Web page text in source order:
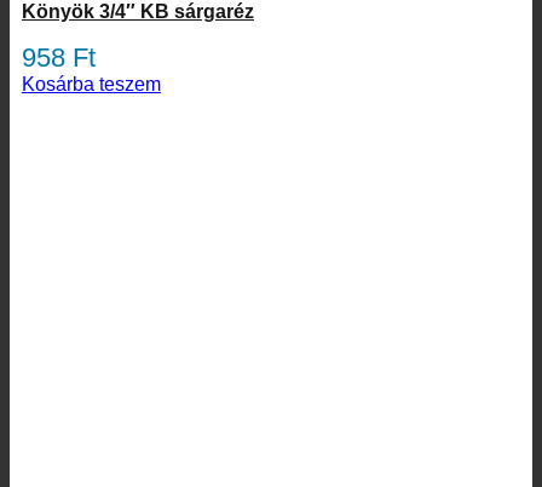
Könyök 3/4″ KB sárgaréz
958 Ft
Kosárba teszem